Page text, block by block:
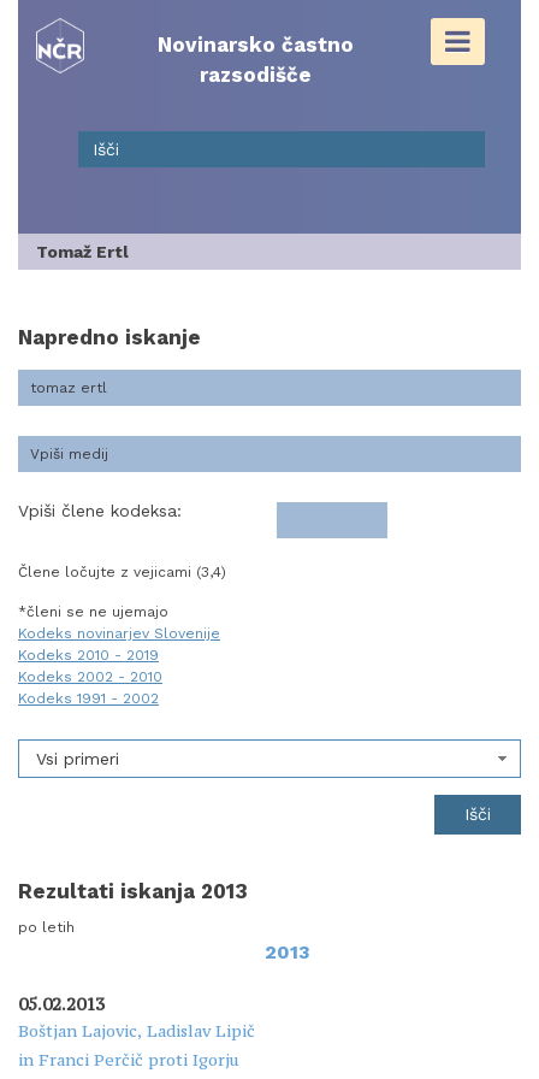
content
Novinarsko častno
razsodišče
Tomaž Ertl
Napredno iskanje
Vpiši člene kodeksa:
Člene ločujte z vejicami (3,4)
*členi se ne ujemajo
Kodeks novinarjev Slovenije
Kodeks 2010 - 2019
Kodeks 2002 - 2010
Kodeks 1991 - 2002
Vsi primeri
Rezultati iskanja 2013
po letih
2013
05.02.2013
Boštjan Lajovic, Ladislav Lipič
in Franci Perčič proti Igorju